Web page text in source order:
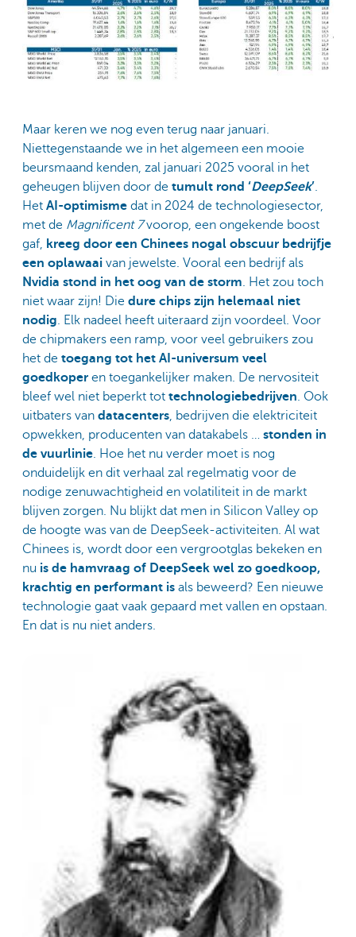
Maar keren we nog even terug naar januari.
Niettegenstaande we in het algemeen een mooie
beursmaand kenden, zal januari 2025 vooral in het
geheugen blijven door de tumult rond ‘DeepSeek’.
Het AI-optimisme dat in 2024 de technologiesector,
met de Magnificent 7voorop, een ongekende boost
gaf, kreeg door een Chinees nogal obscuur bedrijfje
een oplawaai van jewelste. Vooral een bedrijf als
Nvidia stond in het oog van de storm. Het zou toch
niet waar zijn! Die dure chips zijn helemaal niet
nodig. Elk nadeel heeft uiteraard zijn voordeel. Voor
de chipmakers een ramp, voor veel gebruikers zou
het de toegang tot het AI-universum veel
goedkoper en toegankelijker maken. De nervositeit
bleef wel niet beperkt tot technologiebedrijven. Ook
uitbaters van datacenters, bedrijven die elektriciteit
opwekken, producenten van datakabels … stonden in
de vuurlinie. Hoe het nu verder moet is nog
onduidelijk en dit verhaal zal regelmatig voor de
nodige zenuwachtigheid en volatiliteit in de markt
blijven zorgen. Nu blijkt dat men in Silicon Valley op
de hoogte was van de DeepSeek-activiteiten. Al wat
Chinees is, wordt door een vergrootglas bekeken en
nu is de hamvraag of DeepSeek wel zo goedkoop,
krachtig en performant is als beweerd? Een nieuwe
technologie gaat vaak gepaard met vallen en opstaan.
En dat is nu niet anders.